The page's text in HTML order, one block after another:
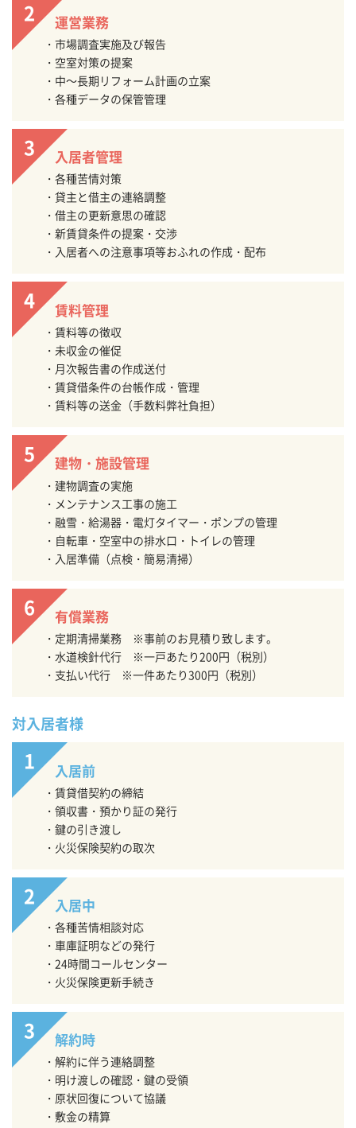
運営業務
市場調査実施及び報告
空室対策の提案
中～長期リフォーム計画の立案
各種データの保管管理
入居者管理
各種苦情対策
貸主と借主の連絡調整
借主の更新意思の確認
新賃貸条件の提案・交渉
入居者への注意事項等おふれの作成・配布
賃料管理
賃料等の徴収
未収金の催促
月次報告書の作成送付
賃貸借条件の台帳作成・管理
賃料等の送金（手数料弊社負担）
建物・施設管理
建物調査の実施
メンテナンス工事の施工
融雪・給湯器・電灯タイマー・ポンプの管理
自転車・空室中の排水口・トイレの管理
入居準備（点検・簡易清掃）
有償業務
定期清掃業務 ※事前のお見積り致します。
水道検針代行 ※一戸あたり200円（税別）
支払い代行 ※一件あたり300円（税別）
対入居者様
入居前
賃貸借契約の締結
領収書・預かり証の発行
鍵の引き渡し
火災保険契約の取次
入居中
各種苦情相談対応
車庫証明などの発行
24時間コールセンター
火災保険更新手続き
解約時
解約に伴う連絡調整
明け渡しの確認・鍵の受領
原状回復について協議
敷金の精算